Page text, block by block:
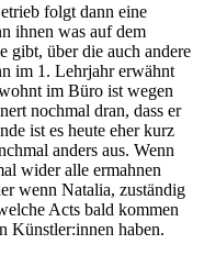
folgt dann eine
ihnen was auf dem
gibt, über die auch andere
im 1. Lehrjahr erwähnt
im Büro ist wegen
nochmal dran, dass er
ist es heute eher kurz
anders aus. Wenn
wider alle ermahnen
wenn Natalia, zuständig
Acts bald kommen
Künstler:innen haben.